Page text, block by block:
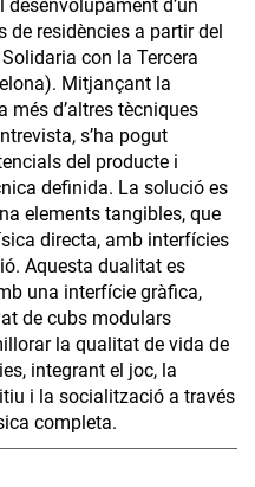
d’un
de residències a partir del
con la Tercera
Mitjançant la
més d’altres tècniques
s’ha pogut
del producte i
definida. La solució es
elements tangibles, que
directa, amb interfícies
Aquesta dualitat es
una interfície gràfica,
de cubs modulars
la qualitat de vida de
integrant el joc, la
i la socialització a través
completa.